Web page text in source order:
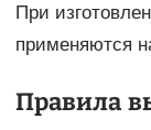
При
применяются
Правила